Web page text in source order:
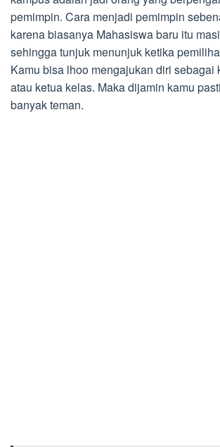
pemimpin. Cara menjadi pemimpin
karena biasanya Mahasiswa baru itu
sehingga tunjuk menunjuk ketika
Kamu bisa lhoo mengajukan diri sebagai
atau ketua kelas. Maka dijamin kamu
banyak teman.